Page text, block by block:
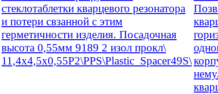
стеклотаблетки кварцевого резонатора
и потери свзанной с этим
герметичности изделия. Посадочная
высота 0,55мм 9189 2 изол прокл\
11,4x4,5x0,55P2\PPS\Plastic_Spacer49S\